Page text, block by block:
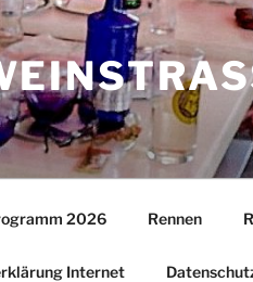
2026 Rennen
Internet